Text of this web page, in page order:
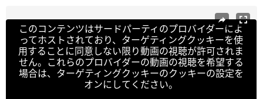
このコンテンツはサードパーティのプロバイダーによ
ってホストされており、ターゲティングクッキーを使
用することに同意しない限り動画の視聴が許可されま
せん。これらのプロバイダーの動画の視聴を希望する
場合は、ターゲティングクッキーのクッキーの設定を
オンにしてください。